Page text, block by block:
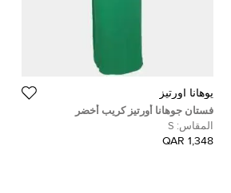
يوهانا اورتيز
فستان جوهانا أورتيز كريب أخضر
إكسپسيوناليداد مكسي بياقة هالتر
المقاس: S
1,348 QAR